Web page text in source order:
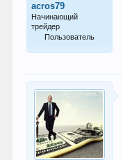
acros79
Начинающий
трейдер
Пользователь